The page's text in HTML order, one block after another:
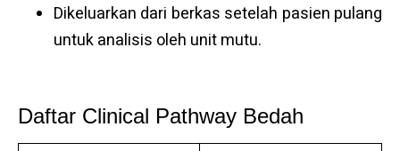
Dikeluarkan dari berkas setelah pasien pulang
untuk analisis oleh unit mutu.
Daftar Clinical Pathway Bedah